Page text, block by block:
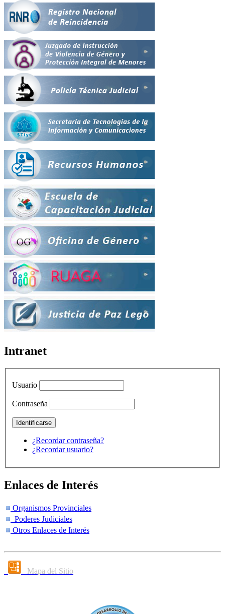
Intranet
Usuario
Contraseña
¿Recordar contraseña?
¿Recordar usuario?
Enlaces de Interés
Organismos Provinciales
Poderes Judiciales
Otros Enlaces de Interés
Mapa del Sitio